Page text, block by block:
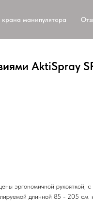
крана манипулятора
AktiSpray
эргономичной рукояткой,
длинной 85 - 205